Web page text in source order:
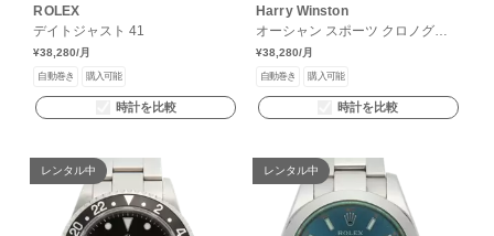
ROLEX
デイトジャスト 41
¥38,280/月
自動巻き 購入可能
時計を比較
Harry Winston
オーシャン スポーツ クロノグラ
¥38,280/月
自動巻き 購入可能
時計を比較
レンタル中 レンタル中